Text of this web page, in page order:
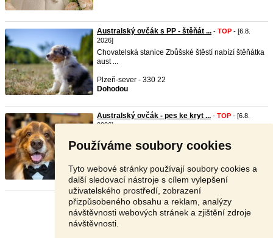
Používáme soubory cookies
Tyto webové stránky používají soubory cookies a
další sledovací nástroje s cílem vylepšení
uživatelského prostředí, zobrazení
přizpůsobeného obsahu a reklam, analýzy
návštěvnosti webových stránek a zjištění zdroje
návštěvnosti.
Australský ovčák s PP - štěňát ... - TOP - [6.8.
2026]
Chovatelská stanice Zbůšské štěstí nabízí štěňátka
aust ...
Plzeň-sever - 330 22
Dohodou
Australský ovčák - pes ke kryt ... - TOP - [6.8.
2026]
Cézarka. ...
Praha - východ - 251 66
Dohodou
Stránka: 1 2 3 Další